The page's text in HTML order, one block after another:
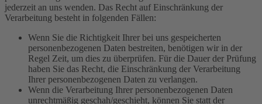
jederzeit an uns wenden. Das Recht auf Einschränkung der
Verarbeitung besteht in folgenden Fällen:
Wenn Sie die Richtigkeit Ihrer bei uns gespeicherten
personenbezogenen Daten bestreiten, benötigen wir in der
Regel Zeit, um dies zu überprüfen. Für die Dauer der Prüfung
haben Sie das Recht, die Einschränkung der Verarbeitung
Ihrer personenbezogenen Daten zu verlangen.
Wenn die Verarbeitung Ihrer personenbezogenen Daten
unrechtmäßig geschah/geschieht, können Sie statt der